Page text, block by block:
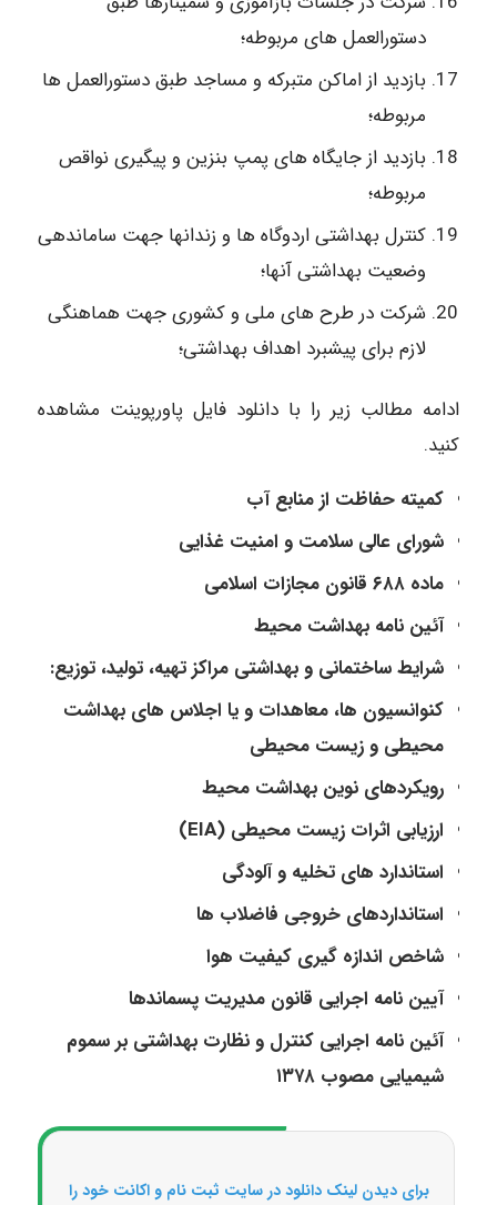
دستورالعمل های مربوطه؛
بازدید از اماکن متبرکه و مساجد طبق دستورالعمل ها
مربوطه؛
بازدید از جایگاه های پمپ بنزین و پیگیری نواقص
مربوطه؛
کنترل بهداشتی اردوگاه ها و زندانها جهت ساماندهی
وضعیت بهداشتی آنها؛
شرکت در طرح های ملی و کشوری جهت هماهنگی
لازم برای پیشبرد اهداف بهداشتی؛
ادامه مطالب زیر را با دانلود فایل پاورپوینت مشاهده
کنید.
کمیته حفاظت از منابع آب
شورای عالی سلامت و امنیت غذایی
ماده ۶۸۸ قانون مجازات اسلامی
آئین‌ نامه‌ بهداشت‌ محیط
شرایط ساختمانی و بهداشتی مراکز تهیه، تولید، توزیع:
کنوانسیون ها، معاهدات و یا اجلاس های بهداشت
محیطی و زیست محیطی
رویکردهای نوین بهداشت محیط
ارزیابی اثرات زیست محیطی (EIA)
استاندارد های تخلیه و آلودگی
استانداردهای خروجی فاضلاب­ ها
شاخص اندازه گیری کیفیت هوا
آیین نامه اجرایی قانون مدیریت پسماندها
آئین نامه اجرایی کنترل و نظارت بهداشتی بر سموم
شیمیایی مصوب ۱۳۷۸
برای دیدن لینک دانلود در سایت ثبت نام و اکانت خود را